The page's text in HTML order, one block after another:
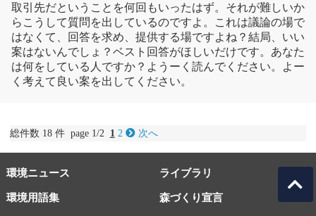
取引先だということを何回もいったはず。それが難しいか
らこうして質問を出しているのですよ。これは議論の場で
はなくて、回答を求め、提供する場ですよね？結局、いい
案はないんでしょ？ベスト回答がほしいだけです。あなた
は何をしている人ですか？ようーく読んでください。よー
く考えて良い案を出してください。
総件数 18 件 page 1/2 1 2 次へ
環境ニュース ライブラリ
環境用語集 森づくり宣言